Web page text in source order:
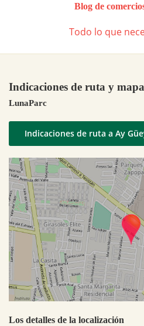
Blog de
Todo lo que
Indicaciones de ruta y
LunaParc
Indicaciones de ruta a Ay
Los detalles de la localización